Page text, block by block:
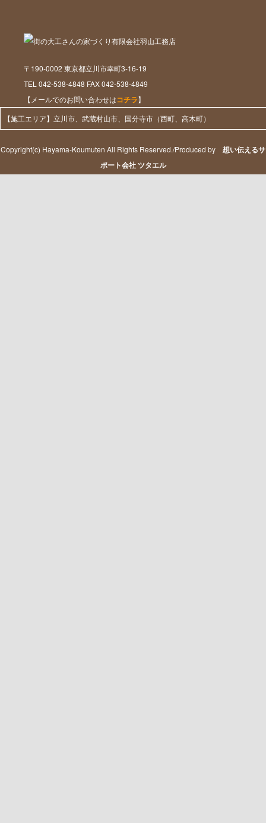
〒190-0002 東京都立川市幸町3-16-19
TEL 042-538-4848 FAX 042-538-4849
【メールでのお問い合わせはコチラ】
【施工エリア】立川市、武蔵村山市、国分寺市（西町、高木町）
Copyright(c) Hayama-Koumuten All Rights Reserved./Produced by 想い伝えるサ
ポート会社 ツタエル